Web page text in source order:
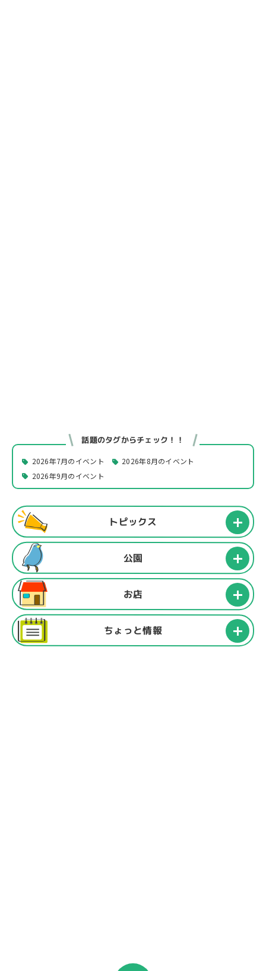
話題のタグからチェック！！
2026年7月のイベント
2026年8月のイベント
2026年9月のイベント
トピックス
公園
お店
ちょっと情報